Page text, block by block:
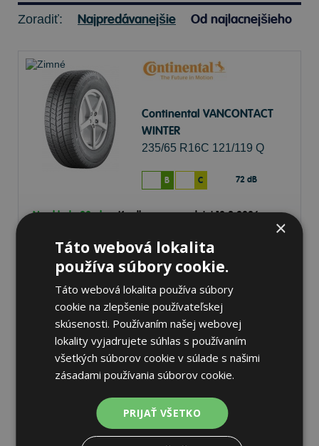
Zoradiť: Najpredávanejšie Od najlacnejšieho
Continental VANCONTACT
WINTER
235/65 R16C 121/119 Q
B C 72 dB
Na sklade 20+ ks-K odberu na predajni 12.8.2026
190,77 €
Pneumatiky
a úspornú jazdu. Na
nájdete široký výber
pneumatík pre rôzne typy vozidiel a jazdných
×
Táto webová lokalita
používa súbory cookie.
Táto webová lokalita používa súbory
cookie na zlepšenie používateľskej
skúsenosti. Používaním našej webovej
lokality vyjadrujete súhlas s používaním
všetkých súborov cookie v súlade s našimi
zásadami používania súborov cookie.
PRIJAŤ VŠETKO